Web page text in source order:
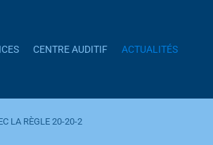
CENTRE AUDITIF ACTUALITÉS
LA RÈGLE 20-20-2